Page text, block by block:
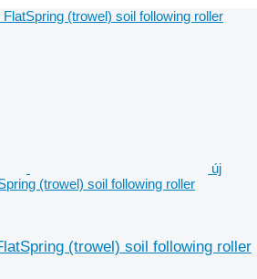
új
(trowel) soil following roller
(trowel) soil following roller